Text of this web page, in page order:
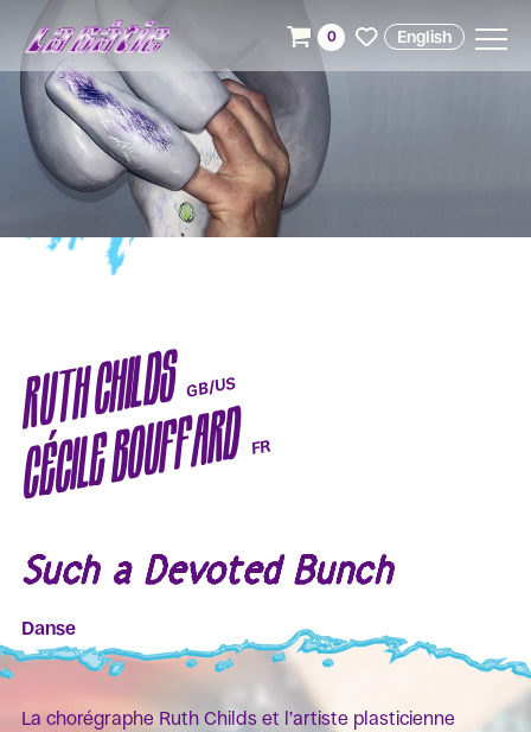
RUTH CHILDSGB/US
CÉCILE BOUFFARD FR
Such a Devoted Bunch
Danse
La chorégraphe Ruth Childs et l’artiste plasticienne
0 English